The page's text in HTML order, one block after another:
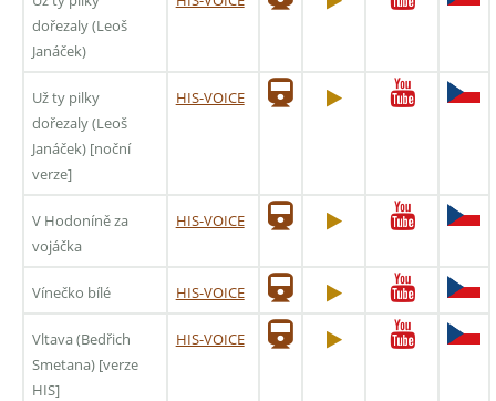
dořezaly (Leoš
Janáček)
Už ty pilky
dořezaly (Leoš
Janáček) [noční
verze]
HIS-VOICE
V Hodoníně za
vojáčka
HIS-VOICE
Vínečko bílé HIS-VOICE
Vltava (Bedřich
Smetana) [verze
HIS]
HIS-VOICE